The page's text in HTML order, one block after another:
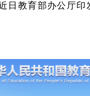
日教育部办公厅